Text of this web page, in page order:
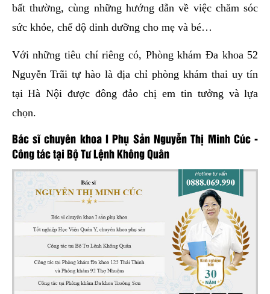
bất thường, cùng những hướng dẫn về việc chăm sóc
sức khỏe, chế độ dinh dưỡng cho mẹ và bé…
Với những tiêu chí riêng có, Phòng khám Đa khoa 52
Nguyễn Trãi tự hào là địa chỉ phòng khám thai uy tín
tại Hà Nội được đông đảo chị em tin tưởng và lựa
chọn.
Bác sĩ chuyên khoa I Phụ Sản Nguyễn Thị Minh Cúc -
Công tác tại Bộ Tư Lệnh Không Quân